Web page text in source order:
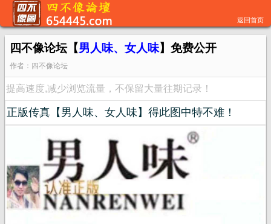
返回首页
四不像论坛【男人味、女人味】免费公开
作者：四不像论坛
提高速度,减少浏览流量，不保留大量往期记录！
正版传真【男人味、女人味】得此图中特不难！